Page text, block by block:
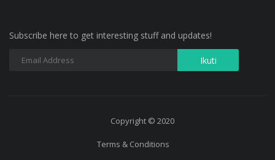
Subscribe here to get interesting stuff and updates!
Copyright © 2020
Terms & Conditions